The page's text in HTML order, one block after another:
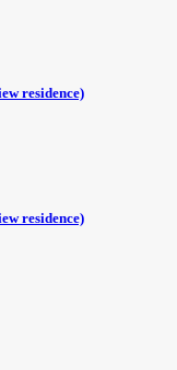
rеsidence)
rеsidence)